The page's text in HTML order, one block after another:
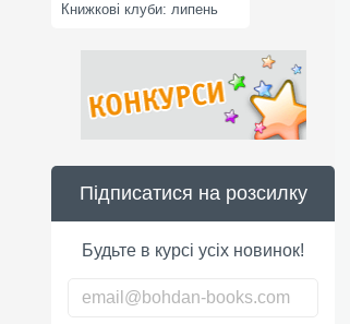
Книжкові клуби: липень
Підписатися на розсилку
Будьте в курсі усіх новинок!